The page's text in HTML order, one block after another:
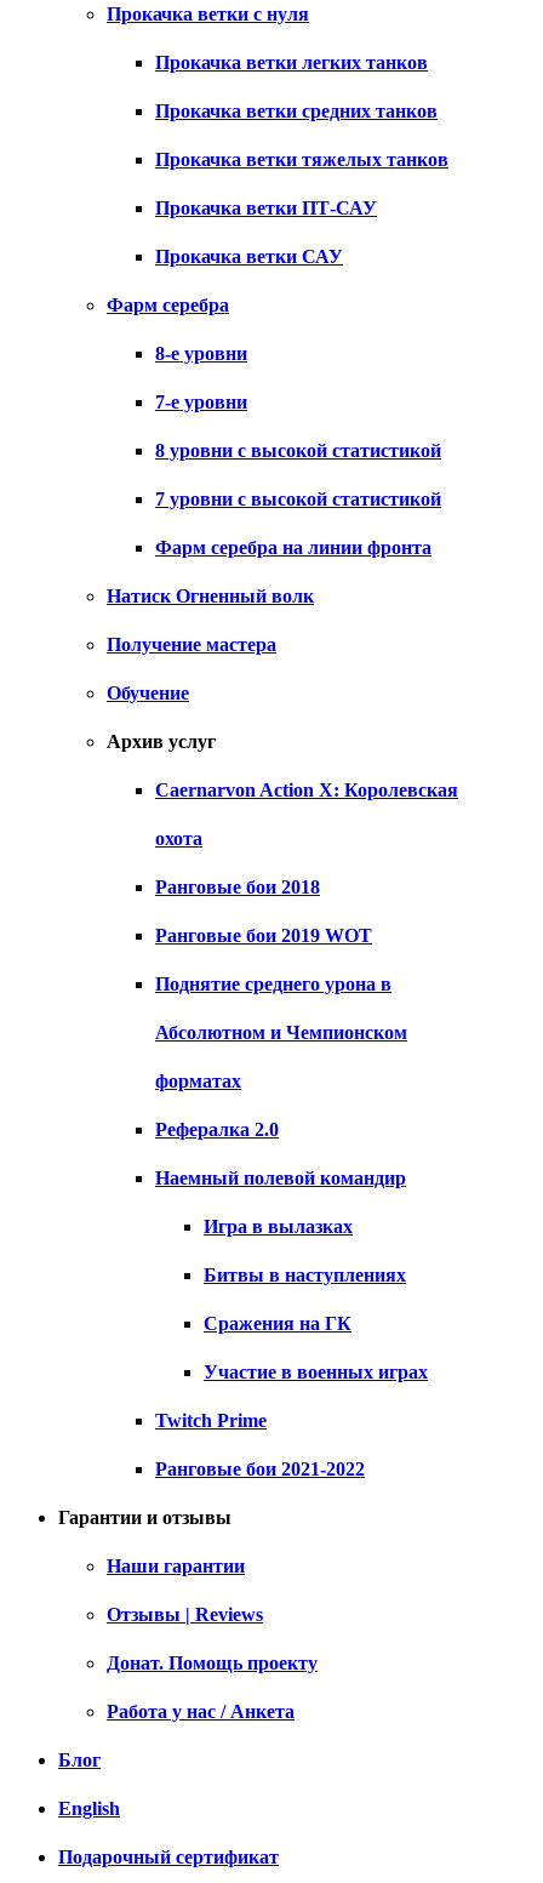
Прокачка ветки с нуля
Прокачка ветки легких танков
Прокачка ветки средних танков
Прокачка ветки тяжелых танков
Прокачка ветки ПТ-САУ
Прокачка ветки САУ
Фарм серебра
8-е уровни
7-е уровни
8 уровни с высокой статистикой
7 уровни с высокой статистикой
Фарм серебра на линии фронта
Натиск Огненный волк
Получение мастера
Обучение
Архив услуг
Caernarvon Action X: Королевская
охота
Ранговые бои 2018
Ранговые бои 2019 WOT
Поднятие среднего урона в
Абсолютном и Чемпионском
форматах
Рефералка 2.0
Наемный полевой командир
Игра в вылазках
Битвы в наступлениях
Сражения на ГК
Участие в военных играх
Twitch Prime
Ранговые бои 2021-2022
Гарантии и отзывы
Наши гарантии
Отзывы | Reviews
Донат. Помощь проекту
Работа у нас / Анкета
Блог
English
Подарочный сертификат